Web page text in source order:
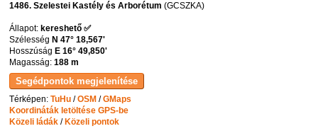
1486. Szelestei Kastély és Arborétum (GCSZKA)
Állapot: kereshető ✅
Szélesség N 47° 18,567'
Hosszúság E 16° 49,850'
Magasság:188 m
Térképen:TuHu /OSM /GMaps
Koordináták letöltése GPS-be
Közeli ládák /Közeli pontok